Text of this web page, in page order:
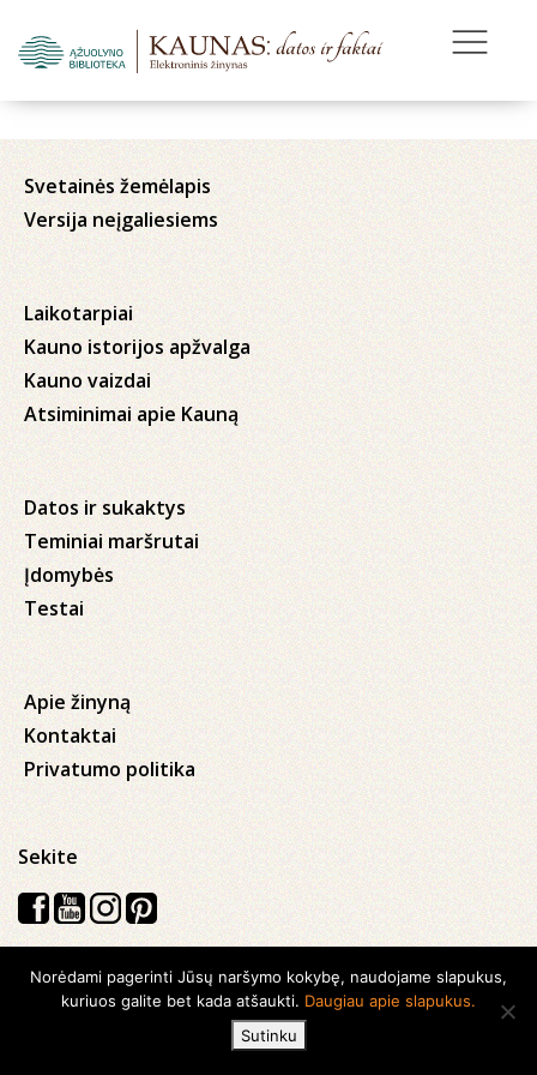
Svetainės žemėlapis
Versija neįgaliesiems
Laikotarpiai
Kauno istorijos apžvalga
Kauno vaizdai
Atsiminimai apie Kauną
Datos ir sukaktys
Teminiai maršrutai
Įdomybės
Testai
Apie žinyną
Kontaktai
Privatumo politika
Sekite
Visos teisės saugomos © 2026 Kauno apskrities viešoji Ąžuolyno
biblioteka
Norėdami pagerinti Jūsų naršymo kokybę, naudojame slapukus,
kuriuos galite bet kada atšaukti. Daugiau apie slapukus.
Sutinku